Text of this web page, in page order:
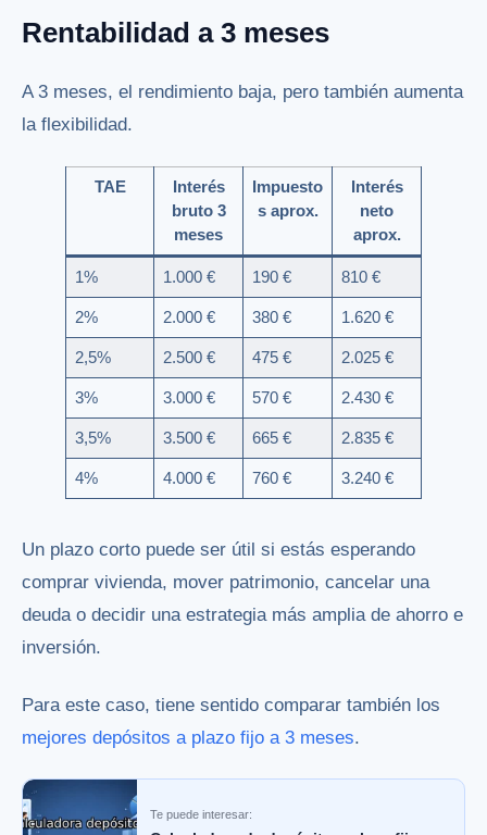
Rentabilidad a 3 meses
A 3 meses, el rendimiento baja, pero también aumenta
la flexibilidad.
TAE
Interés
bruto 3
meses
Impuesto
s aprox.
Interés
neto
aprox.
1% 1.000 € 190 € 810 €
2% 2.000 € 380 € 1.620 €
2,5% 2.500 € 475 € 2.025 €
3% 3.000 € 570 € 2.430 €
3,5% 3.500 € 665 € 2.835 €
4% 4.000 € 760 € 3.240 €
Un plazo corto puede ser útil si estás esperando
comprar vivienda, mover patrimonio, cancelar una
deuda o decidir una estrategia más amplia de ahorro e
inversión.
Para este caso, tiene sentido comparar también los
mejores depósitos a plazo fijo a 3 meses.
Te puede interesar: